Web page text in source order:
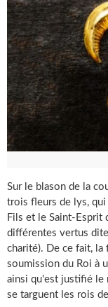
Sur le blason de la
trois fleurs de lys,
Fils et le Saint-Esprit
différentes vertus
charité). De ce fait,
soumission du Roi à
ainsi qu'est justifié le
se targuent les rois